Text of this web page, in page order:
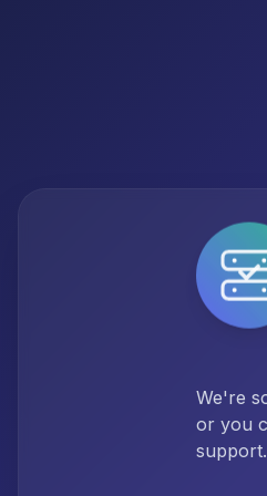
We're
or you
support.